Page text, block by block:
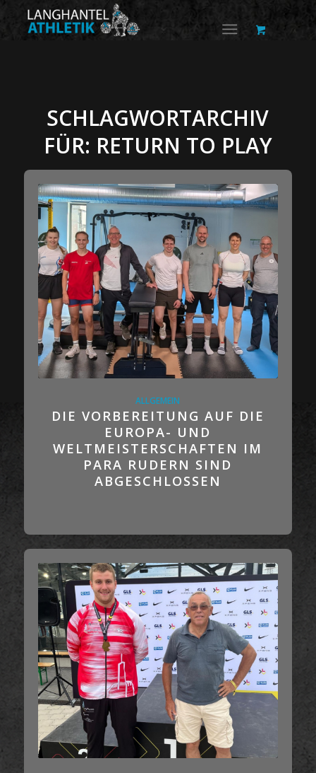
SCHLAGWORTARCHIV
FÜR: RETURN TO PLAY
ALLGEMEIN
DIE VORBEREITUNG AUF DIE
EUROPA- UND
WELTMEISTERSCHAFTEN IM
PARA RUDERN SIND
ABGESCHLOSSEN